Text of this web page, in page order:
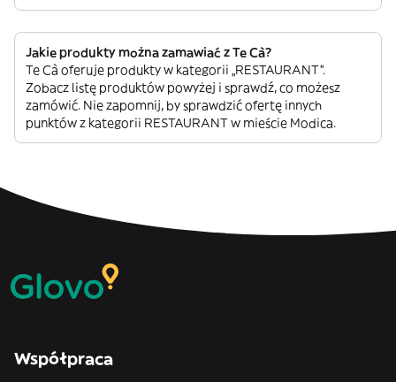
Jakie produkty można zamawiać z Te Cà?
Te Cà oferuje produkty w kategorii „RESTAURANT”.
Zobacz listę produktów powyżej i sprawdź, co możesz
zamówić. Nie zapomnij, by sprawdzić ofertę innych
punktów z kategorii RESTAURANT w mieście Modica.
Współpraca